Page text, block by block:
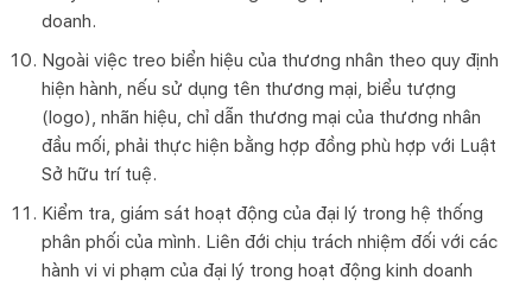
doanh.
Ngoài việc treo biển hiệu của thương nhân theo quy định
hiện hành, nếu sử dụng tên thương mại, biểu tượng
(logo), nhãn hiệu, chỉ dẫn thương mại của thương nhân
đầu mối, phải thực hiện bằng hợp đồng phù hợp với Luật
Sở hữu trí tuệ.
Kiểm tra, giám sát hoạt động của đại lý trong hệ thống
phân phối của mình. Liên đới chịu trách nhiệm đối với các
hành vi vi phạm của đại lý trong hoạt động kinh doanh